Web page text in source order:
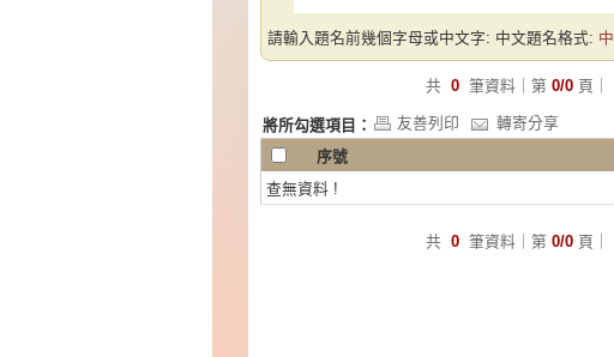
請輸入題名前幾個字母或中文字: 中文題名格式: 中
共 0 筆資料｜第 0/0 頁｜
將所勾選項目： 友善列印
轉寄分享
序號
查無資料 !
共 0 筆資料｜第 0/0 頁｜